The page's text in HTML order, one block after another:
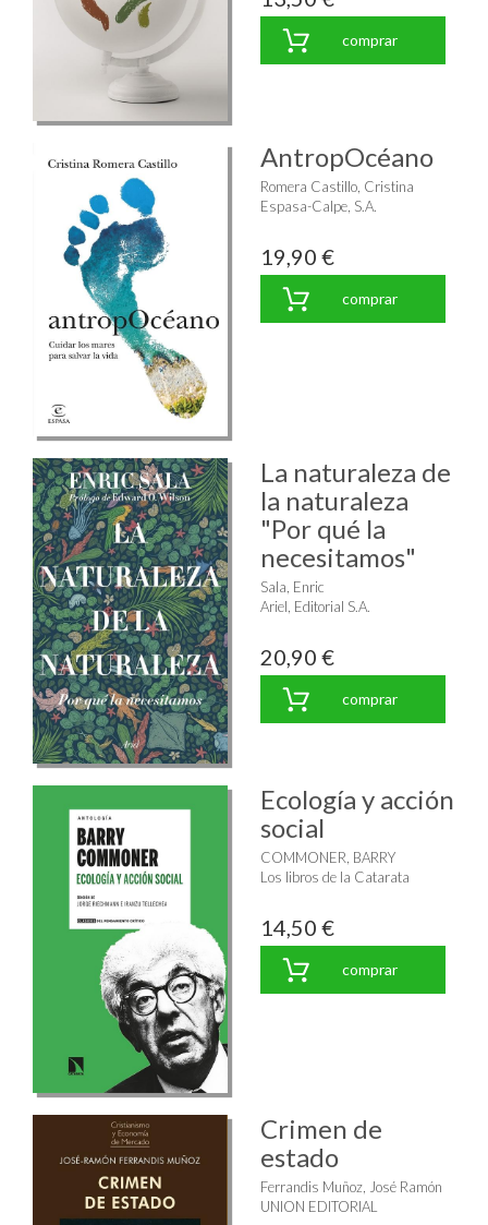
comprar
AntropOcéano
Romera Castillo, Cristina
Espasa-Calpe, S.A.
19,90 €
comprar
La naturaleza de
la naturaleza
"Por qué la
necesitamos"
Sala, Enric
Ariel, Editorial S.A.
20,90 €
comprar
Ecología y acción
social
COMMONER, BARRY
Los libros de la Catarata
14,50 €
comprar
Crimen de
estado
Ferrandis Muñoz, José Ramón
UNION EDITORIAL